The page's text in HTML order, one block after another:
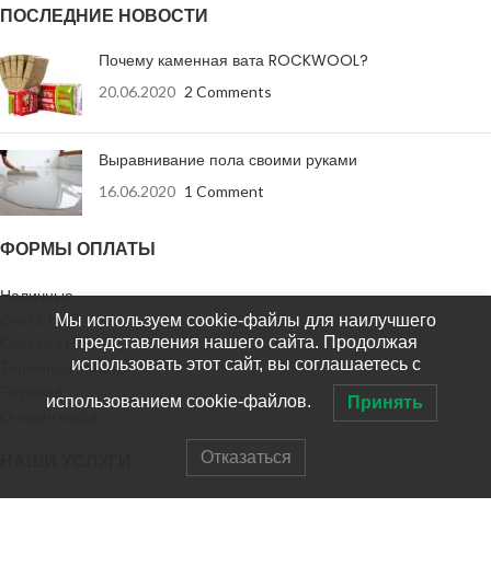
ПОСЛЕДНИЕ НОВОСТИ
Почему каменная вата ROCKWOOL?
20.06.2020 2 Comments
Выравнивание пола своими руками
16.06.2020 1 Comment
ФОРМЫ ОПЛАТЫ
Наличные
Счет с НДС
Счет без НДС
Терминал оплаты
Мы используем cookie-файлы для наилучшего
представления нашего сайта. Продолжая
использовать этот сайт, вы соглашаетесь с
использованием cookie-файлов. Принять
Отказаться